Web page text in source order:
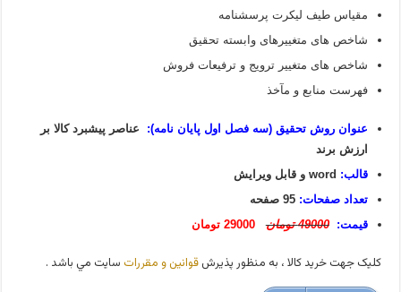
مقیاس طیف لیکرت پرسشنامه
شاخص های متغییرهای وابسته تحقیق
شاخص های متغییر ترویج و ترفیعات فروش
فهرست منابع و مآخذ
عنوان روش تحقیق (سه فصل اول پایان نامه): عناصر پیشبرد کالا بر
ارزش برند
قالب:
تعداد صفحات: 95 صفحه
قیمت:49000 تومان 29000 تومان
کليک جهت خريد کالا ، به منظور پذيرشقوانين و مقررات سايت مي باشد .